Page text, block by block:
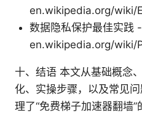
en.wikipedia.org/wiki/
数据隐私保护最佳实践 -
en.wikipedia.org/wiki/
十、结语 本文从基础概念
化、实操步骤，以及常见
理了“免费梯子加速器翻墙